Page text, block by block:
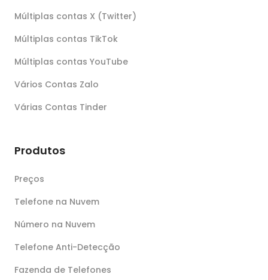
Múltiplas contas X (Twitter)
Múltiplas contas TikTok
Múltiplas contas YouTube
Vários Contas Zalo
Várias Contas Tinder
Produtos
Preços
Telefone na Nuvem
Número na Nuvem
Telefone Anti-Detecção
Fazenda de Telefones